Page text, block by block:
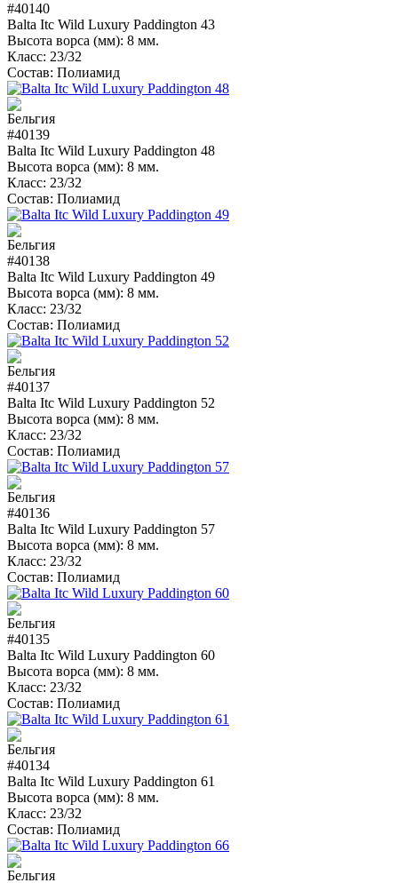
#40140
Balta Itc Wild Luxury Paddington 43
Высота ворса (мм): 8 мм.
Класс: 23/32
Состав: Полиамид
#40139
Balta Itc Wild Luxury Paddington 48
Высота ворса (мм): 8 мм.
Класс: 23/32
Состав: Полиамид
#40138
Balta Itc Wild Luxury Paddington 49
Высота ворса (мм): 8 мм.
Класс: 23/32
Состав: Полиамид
#40137
Balta Itc Wild Luxury Paddington 52
Высота ворса (мм): 8 мм.
Класс: 23/32
Состав: Полиамид
#40136
Balta Itc Wild Luxury Paddington 57
Высота ворса (мм): 8 мм.
Класс: 23/32
Состав: Полиамид
#40135
Balta Itc Wild Luxury Paddington 60
Высота ворса (мм): 8 мм.
Класс: 23/32
Состав: Полиамид
#40134
Balta Itc Wild Luxury Paddington 61
Высота ворса (мм): 8 мм.
Класс: 23/32
Состав: Полиамид